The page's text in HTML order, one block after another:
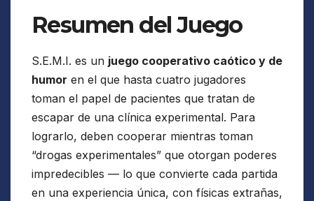
Resumen del Juego
S.E.M.I. es un juego cooperativo caótico y de
humor en el que hasta cuatro jugadores
toman el papel de pacientes que tratan de
escapar de una clínica experimental. Para
lograrlo, deben cooperar mientras toman
“drogas experimentales” que otorgan poderes
impredecibles — lo que convierte cada partida
en una experiencia única, con físicas extrañas,